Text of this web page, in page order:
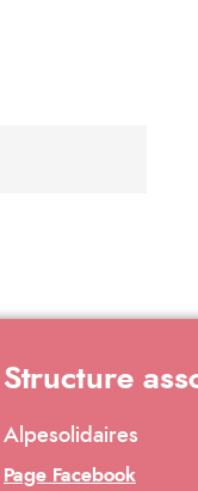
Structure
Alpesolidaires
Page Facebook